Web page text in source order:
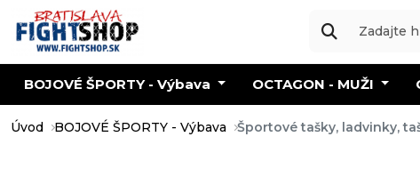
BOJOVÉ ŠPORTY - Výbava OCTAGON - MUŽI
Úvod BOJOVÉ ŠPORTY - Výbava Športové tašky, ladvinky,